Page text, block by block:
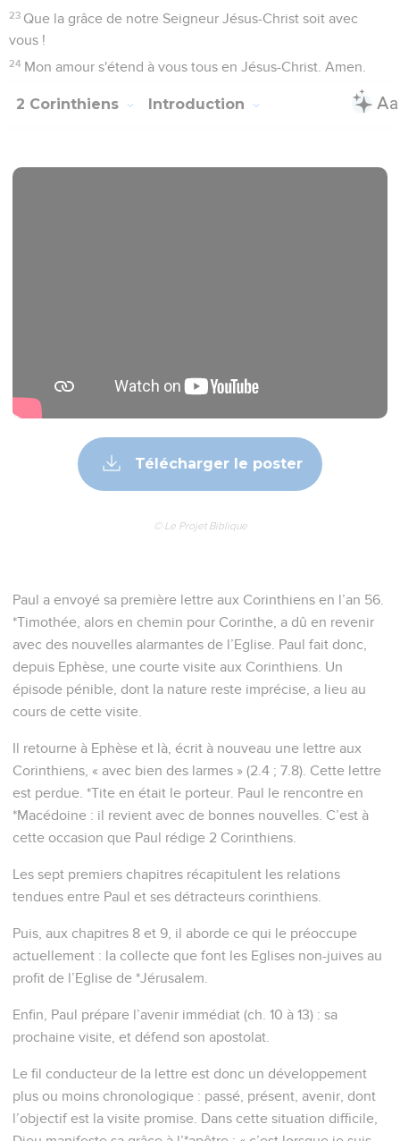
23 Que la grâce de notre Seigneur Jésus-Christ soit avec
vous !
24 Mon amour s'étend à vous tous en Jésus-Christ. Amen.
2 Corinthiens Introduction
Télécharger le poster
© Le Projet Biblique
Paul a envoyé sa première lettre aux Corinthiens en l’an 56.
*Timothée, alors en chemin pour Corinthe, a dû en revenir
avec des nouvelles alarmantes de l’Eglise. Paul fait donc,
depuis Ephèse, une courte visite aux Corinthiens. Un
épisode pénible, dont la nature reste imprécise, a lieu au
cours de cette visite.
Il retourne à Ephèse et là, écrit à nouveau une lettre aux
Corinthiens, « avec bien des larmes » (2.4 ; 7.8). Cette lettre
est perdue. *Tite en était le porteur. Paul le rencontre en
*Macédoine : il revient avec de bonnes nouvelles. C’est à
cette occasion que Paul rédige 2 Corinthiens.
Les sept premiers chapitres récapitulent les relations
tendues entre Paul et ses détracteurs corinthiens.
Puis, aux chapitres 8 et 9, il aborde ce qui le préoccupe
actuellement : la collecte que font les Eglises non-juives au
profit de l’Eglise de *Jérusalem.
Enfin, Paul prépare l’avenir immédiat (ch. 10 à 13) : sa
prochaine visite, et défend son apostolat.
Le fil conducteur de la lettre est donc un développement
plus ou moins chronologique : passé, présent, avenir, dont
l’objectif est la visite promise. Dans cette situation difficile,